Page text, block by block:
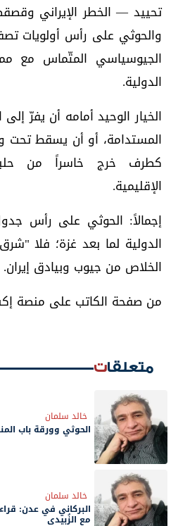
تحييد — الخطر الإيراني
والحوثي على رأس أولويات
الجيوسياسي المتّماس مع
الدولية.
الخيار الوحيد أمامه أن يفرّ
المستدامة، أو أن يسقط تحت
كطرف خرج خاسراً من حلبة
الإقليمية.
إجمالاً: الحوثي على رأس
الدولية لما بعد غزة؛ فلا
الخلاص من جيوب وبيادق إيران.
من صفحة الكاتب على منصة
متعلقات
خالد سلمان
الحوثي وورقة باب
خالد سلمان
البركاني في عدن:
مع الزُبيدي